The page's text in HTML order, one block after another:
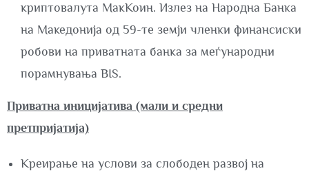
криптовалута МакКоин. Излез на Народна Банка
на Македонија од 59-те земји членки финансиски
робови на приватната банка за меѓународни
порамнувања BIS.
Приватна иницијатива (мали и средни
претпријатија)
Креирање на услови за слободен развој на